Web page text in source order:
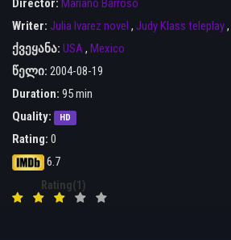
Director: Mariano Barroso
Writer: Julia lvarez novel , Judy Klass teleplay,
ქვეყანა: USA, Mexico
წელი: 2004-08-19
Duration: 95 min
Quality:
HD
Rating: 0
6.7
Rating(1)